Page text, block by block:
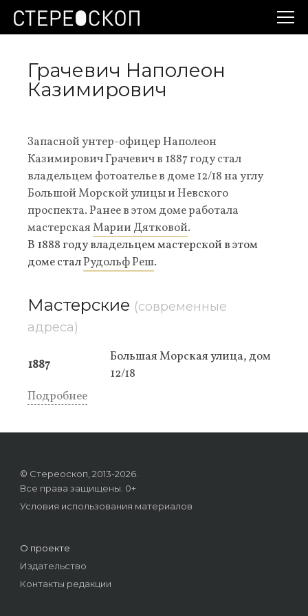
Грачевич Наполеон
Казимирович
Запасной унтер-офицер Наполеон
Казимирович Грачевич в 1887 году стал
владельцем фотоателье в доме 12/18 на углу
Большой Морской улицы и Невского
проспекта. Ранее в этом доме работала
мастерскаяМарии Дятковой.
В 1888 году владельцем мастерской в этом
доме сталРудольф Реш.
Мастерские (современные
адреса)
1887
Большая Морская улица, дом
12/18
Подробнее
© Стереоскоп, 2013-2026.
Все права защищены. 0+
Условия использования материалов
О проекте
Издательство
Контакты редакции